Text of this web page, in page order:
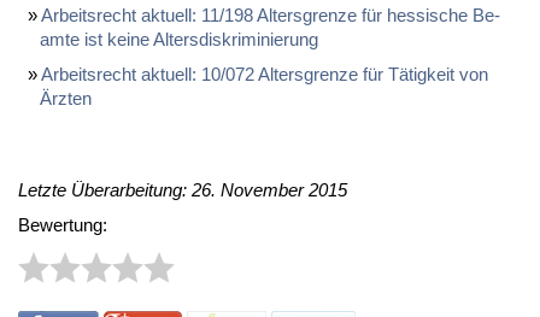
Ar­beits­recht ak­tu­ell: 11/198 Al­ters­gren­ze für hes­si­sche Be­
am­te ist kei­ne Al­ters­dis­kri­mi­nie­rung
Ar­beits­recht ak­tu­ell: 10/072 Al­ters­gren­ze für Tä­tig­keit von
Ärz­ten
Letzte Überarbeitung: 26. November 2015
Bewertung: